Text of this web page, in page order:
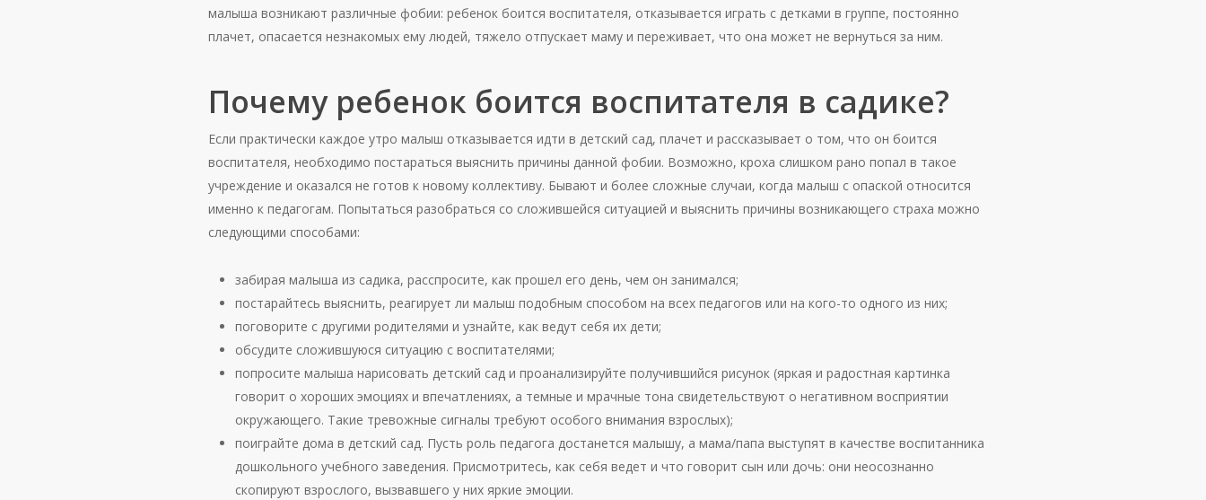
малыша возникают различные фобии: ребенок боится воспитателя, отказывается играть с детками в группе, постоянно
плачет, опасается незнакомых ему людей, тяжело отпускает маму и переживает, что она может не вернуться за ним.
Почему ребенок боится воспитателя в садике?
Если практически каждое утро малыш отказывается идти в детский сад, плачет и рассказывает о том, что он боится
воспитателя, необходимо постараться выяснить причины данной фобии. Возможно, кроха слишком рано попал в такое
учреждение и оказался не готов к новому коллективу. Бывают и более сложные случаи, когда малыш с опаской относится
именно к педагогам. Попытаться разобраться со сложившейся ситуацией и выяснить причины возникающего страха можно
следующими способами:
забирая малыша из садика, расспросите, как прошел его день, чем он занимался;
постарайтесь выяснить, реагирует ли малыш подобным способом на всех педагогов или на кого-то одного из них;
поговорите с другими родителями и узнайте, как ведут себя их дети;
обсудите сложившуюся ситуацию с воспитателями;
попросите малыша нарисовать детский сад и проанализируйте получившийся рисунок (яркая и радостная картинка
говорит о хороших эмоциях и впечатлениях, а темные и мрачные тона свидетельствуют о негативном восприятии
окружающего. Такие тревожные сигналы требуют особого внимания взрослых);
поиграйте дома в детский сад. Пусть роль педагога достанется малышу, а мама/папа выступят в качестве воспитанника
дошкольного учебного заведения. Присмотритесь, как себя ведет и что говорит сын или дочь: они неосознанно
скопируют взрослого, вызвавшего у них яркие эмоции.